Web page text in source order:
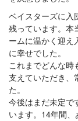
ベイスターズに入
残っています。本
ームに温かく迎え
に幸せでした。
これまでどんな時
支えていただき、
た。
今後はまだ未定で
います。14年間、